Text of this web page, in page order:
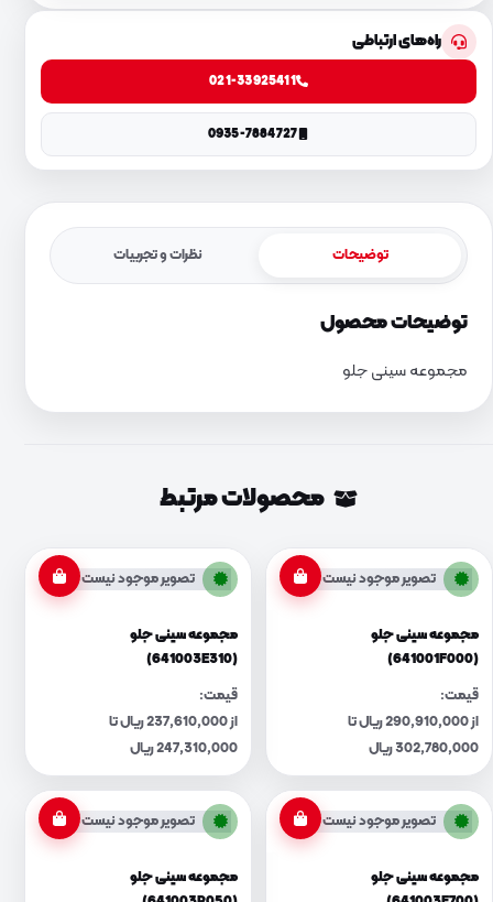
راه‌های ارتباطی
021-33925411
0935-7884727
توضیحات نظرات و تجربیات
توضیحات محصول
مجموعه سینی جلو
محصولات مرتبط
تصویر موجود نیست
مجموعه سینی جلو
(641001F000)
قیمت:
از 290,910,000 ریال تا
302,780,000 ریال
تصویر موجود نیست
مجموعه سینی جلو
(641003E310)
قیمت:
از 237,610,000 ریال تا
247,310,000 ریال
تصویر موجود نیست
مجموعه سینی جلو
تصویر موجود نیست
مجموعه سینی جلو